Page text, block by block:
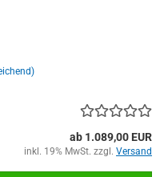
ab 1.089,00 EUR
inkl. 19% MwSt. zzgl. Versand